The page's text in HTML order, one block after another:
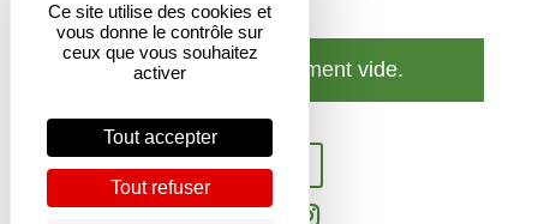
Ce site utilise des cookies et
vous donne le contrôle sur
ceux que vous souhaitez
activer
Tout accepter
Tout refuser
Votre panier est actuellement vide.
Retour à la boutique